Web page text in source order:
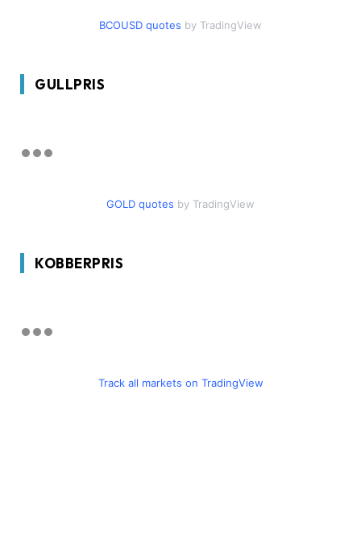
BCOUSD quotes by TradingView
GULLPRIS
GOLD quotes by TradingView
KOBBERPRIS
Track all markets on TradingView